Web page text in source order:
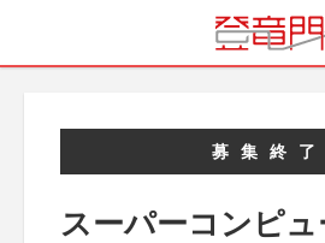
募集終了
スーパーコンピ